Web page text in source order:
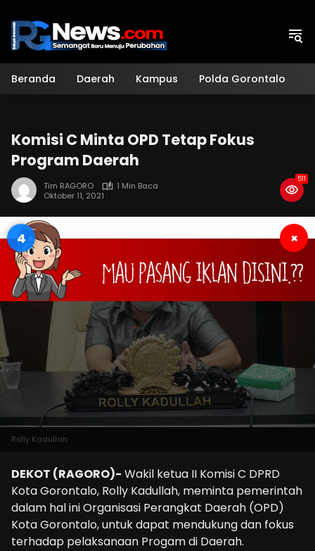
konten
Beranda Daerah Kampus Polda Gorontalo
Komisi C Minta OPD Tetap Fokus
Program Daerah
Tim RAGORO
1 Min Baca
Oktober 11, 2021
511
3 ×
Rolly Kadullah
DEKOT (RAGORO)- Wakil ketua II Komisi C DPRD
Kota Gorontalo, Rolly Kadullah, meminta pemerintah
dalam hal ini Organisasi Perangkat Daerah (OPD)
Kota Gorontalo, untuk dapat mendukung dan fokus
terhadap pelaksanaan Progam di Daerah.